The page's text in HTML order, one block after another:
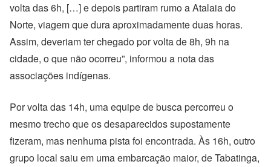
volta das 6h, […] e depois partiram rumo a Atalaia do
Norte, viagem que dura aproximadamente duas horas.
Assim, deveriam ter chegado por volta de 8h, 9h na
cidade, o que não ocorreu”, informou a nota das
associações indígenas.
Por volta das 14h, uma equipe de busca percorreu o
mesmo trecho que os desaparecidos supostamente
fizeram, mas nenhuma pista foi encontrada. Às 16h, outro
grupo local saiu em uma embarcação maior, de Tabatinga,